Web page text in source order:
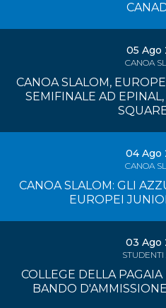
05 Ago
CANOA
CANOA SLALOM,
SEMIFINALE AD
04 Ago
CANOA
CANOA SLALOM: GLI
EUROPEI
03 Ago
STUDENTI
COLLEGE DELLA
BANDO